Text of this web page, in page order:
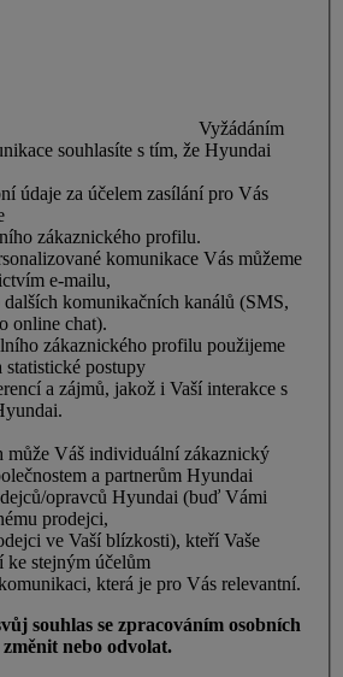
Vyžádáním
souhlasíte s tím, že Hyundai
údaje za účelem zasílání pro Vás
zákaznického profilu.
komunikace Vás můžeme
e-mailu,
online chat).
zákaznického profilu použijeme
statistické postupy
a zájmů, jakož i Vaší interakce s
může Váš individuální zákaznický
a partnerům Hyundai
opravců Hyundai (buď Vámi
prodejci,
ve Vaší blízkosti), kteří Vaše
ke stejným účelům
která je pro Vás relevantní.
souhlas se zpracováním osobních
nebo odvolat.